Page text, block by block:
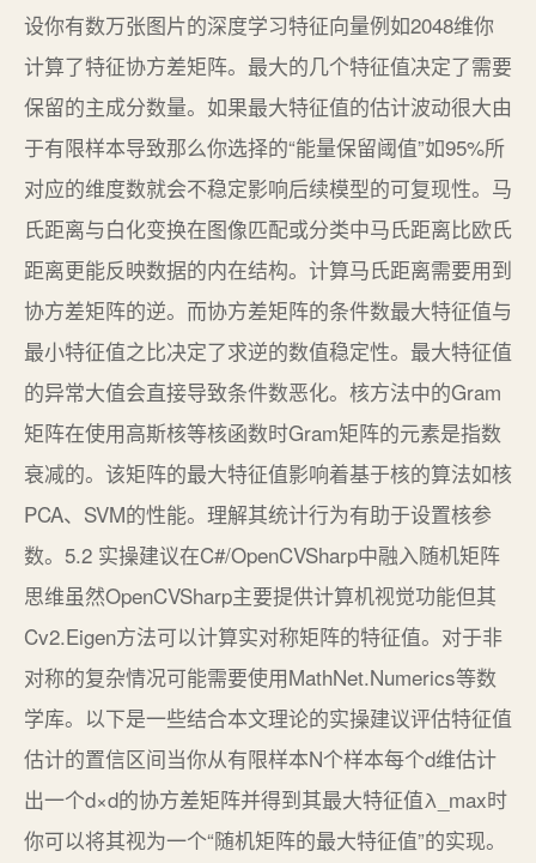
设你有数万张图片的深度学习特征向量例如2048维你
计算了特征协方差矩阵。最大的几个特征值决定了需要
保留的主成分数量。如果最大特征值的估计波动很大由
于有限样本导致那么你选择的“能量保留阈值”如95%所
对应的维度数就会不稳定影响后续模型的可复现性。马
氏距离与白化变换在图像匹配或分类中马氏距离比欧氏
距离更能反映数据的内在结构。计算马氏距离需要用到
协方差矩阵的逆。而协方差矩阵的条件数最大特征值与
最小特征值之比决定了求逆的数值稳定性。最大特征值
的异常大值会直接导致条件数恶化。核方法中的Gram
矩阵在使用高斯核等核函数时Gram矩阵的元素是指数
衰减的。该矩阵的最大特征值影响着基于核的算法如核
PCA、SVM的性能。理解其统计行为有助于设置核参
数。5.2 实操建议在C#/OpenCVSharp中融入随机矩阵
思维虽然OpenCVSharp主要提供计算机视觉功能但其
Cv2.Eigen方法可以计算实对称矩阵的特征值。对于非
对称的复杂情况可能需要使用MathNet.Numerics等数
学库。以下是一些结合本文理论的实操建议评估特征值
估计的置信区间当你从有限样本N个样本每个d维估计
出一个d×d的协方差矩阵并得到其最大特征值λ_max时
你可以将其视为一个“随机矩阵的最大特征值”的实现。